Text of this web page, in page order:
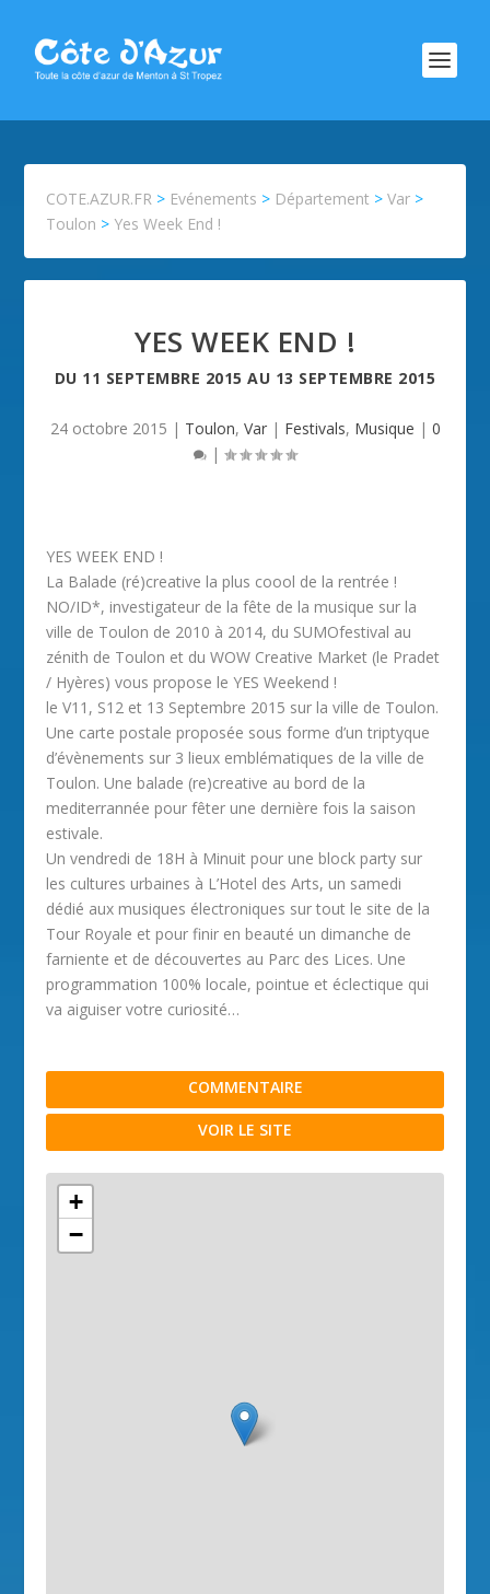
COTE.AZUR.FR > Evénements > Département >Var >
Toulon > Yes Week End !
YES WEEK END !
DU 11 SEPTEMBRE 2015 AU 13 SEPTEMBRE 2015
24 octobre 2015 | Toulon, Var| Festivals, Musique | 0
|
YES WEEK END !
La Balade (ré)creative la plus coool de la rentrée !
NO/ID*, investigateur de la fête de la musique sur la
ville de Toulon de 2010 à 2014, du SUMOfestival au
zénith de Toulon et du WOW Creative Market (le Pradet
/ Hyères) vous propose le YES Weekend !
le V11, S12 et 13 Septembre 2015 sur la ville de Toulon.
Une carte postale proposée sous forme d’un triptyque
d’évènements sur 3 lieux emblématiques de la ville de
Toulon. Une balade (re)creative au bord de la
mediterrannée pour fêter une dernière fois la saison
estivale.
Un vendredi de 18H à Minuit pour une block party sur
les cultures urbaines à L’Hotel des Arts, un samedi
dédié aux musiques électroniques sur tout le site de la
Tour Royale et pour finir en beauté un dimanche de
farniente et de découvertes au Parc des Lices. Une
programmation 100% locale, pointue et éclectique qui
va aiguiser votre curiosité…
COMMENTAIRE
VOIR LE SITE
+
−